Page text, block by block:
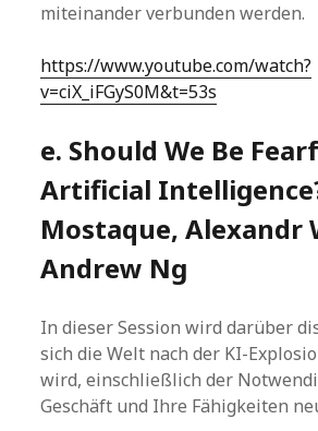
miteinander verbunden werden.
https://www.youtube.com/watch?
v=ciX_iFGyS0M&t=53s
e. Should We Be
Artificial
Mostaque, Alexandr
Andrew Ng
In dieser Session wird darüber
sich die Welt nach der KI-
wird, einschließlich der
Geschäft und Ihre Fähigkeiten